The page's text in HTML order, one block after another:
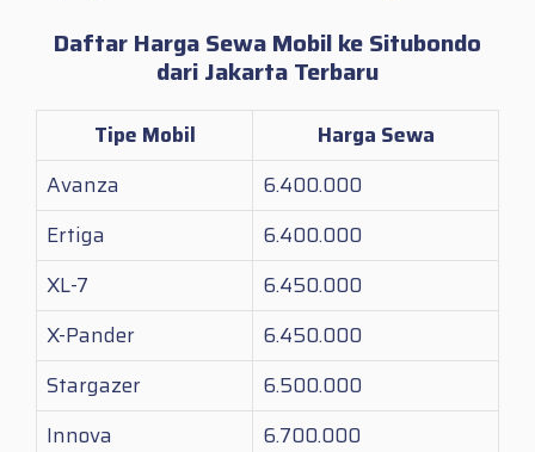
Daftar Harga Sewa Mobil ke Situbondo
dari Jakarta Terbaru
Tipe Mobil
Harga Sewa
Avanza
6.400.000
Ertiga
6.400.000
XL-7
6.450.000
X-Pander
6.450.000
Stargazer
6.500.000
Innova
6.700.000